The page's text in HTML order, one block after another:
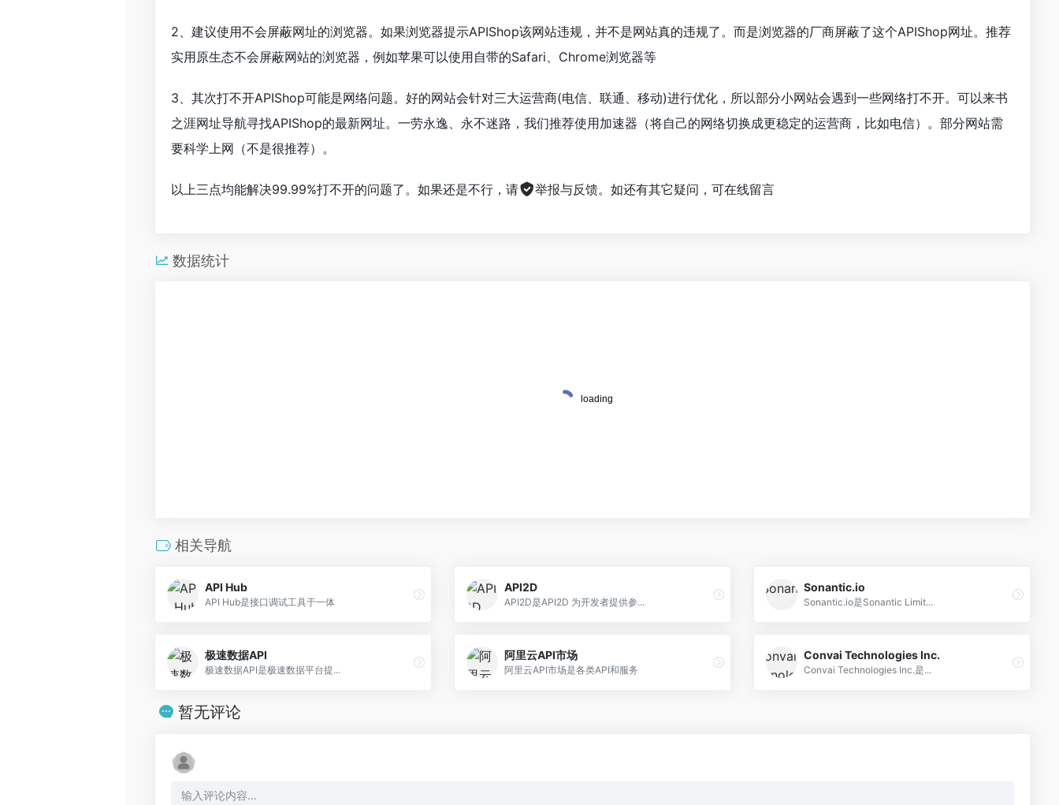
2、建议使用不会屏蔽网址的浏览器。如果浏览器提示APIShop该网站违规，并不是网站真的违规了。而是浏览器的厂商屏蔽了这个APIShop网址。推荐
实用原生态不会屏蔽网站的浏览器，例如苹果可以使用自带的Safari、Chrome浏览器等
3、其次打不开APIShop可能是网络问题。好的网站会针对三大运营商(电信、联通、移动)进行优化，所以部分小网站会遇到一些网络打不开。可以来书
之涯网址导航寻找APIShop的最新网址。一劳永逸、永不迷路，我们推荐使用加速器（将自己的网络切换成更稳定的运营商，比如电信）。部分网站需
要科学上网（不是很推荐）。
以上三点均能解决99.99%打不开的问题了。如果还是不行，请 举报与反馈。如还有其它疑问，可在线留言
数据统计
相关导航
API Hub
API Hub是接口调试工具于一体
API2D
API2D是API2D 为开发者提供参...
Sonantic.io
Sonantic.io是Sonantic Limit...
极速数据API
极速数据API是极速数据平台提...
阿里云API市场
阿里云API市场是各类API和服务
Convai Technologies Inc.
Convai Technologies Inc.是...
暂无评论